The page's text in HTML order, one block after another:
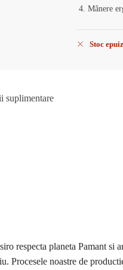
Mânere
Stoc
suplimentare
respecta planeta Pamant si
Procesele noastre de